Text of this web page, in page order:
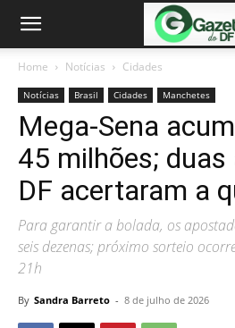
Home Notícias Cidades
Notícias Brasil Cidades Manchetes
Mega-Sena
45 milhões;
DF acertaram a
Para garantir a bolada, os
seis dezenas; próximo sorteio
21h
By Sandra Barreto - 8 de julho de 2026